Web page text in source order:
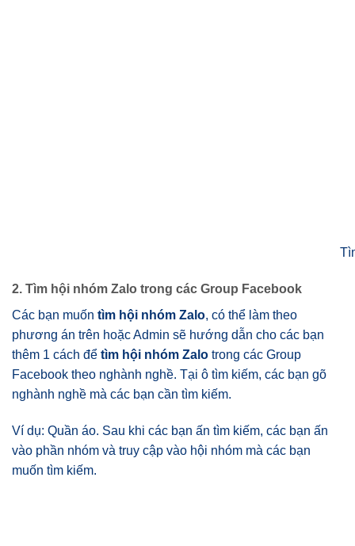
2. Tìm hội nhóm Zalo trong các Group Facebook
Các bạn muốn tìm hội nhóm Zalo, có thể làm theo
phương án trên hoặc Admin sẽ hướng dẫn cho các bạn
thêm 1 cách để tìm hội nhóm Zalo trong các Group
Facebook theo nghành nghề. Tại ô tìm kiếm, các bạn gõ
nghành nghề mà các bạn cần tìm kiếm.
Ví dụ: Quần áo. Sau khi các bạn ấn tìm kiếm, các bạn ấn
vào phần nhóm và truy cập vào hội nhóm mà các bạn
muốn tìm kiếm.